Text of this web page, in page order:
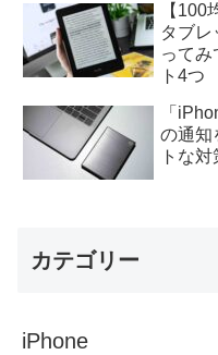
【
タブ
ってみ
ト4つ
「
の通知
トな対
カテゴリー
iPhone